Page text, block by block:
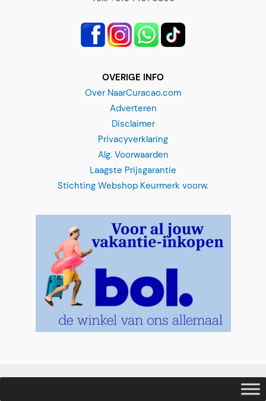
OVERIGE INFO
Over NaarCuracao.com
Adverteren
Disclaimer
Privacyverklaring
Alg. Voorwaarden
Laagste Prijsgarantie
Stichting Webshop Keurmerk voorw.